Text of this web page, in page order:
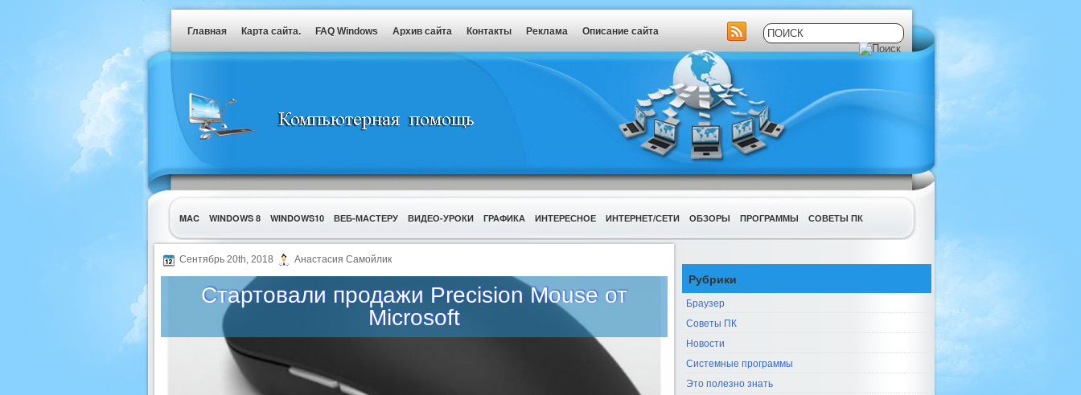
Главная Карта сайта. FAQ Windows Архив сайта Контакты Реклама Описание сайта
MAC WINDOWS 8 WINDOWS10 ВЕБ-МАСТЕРУ ВИДЕО-УРОКИ ГРАФИКА ИНТЕРЕСНОЕ ИНТЕРНЕТ/СЕТИ ОБЗОРЫ ПРОГРАММЫ СОВЕТЫ ПК
УТИЛИТЫ
Сентябрь 20th, 2018 Анастасия Самойлик
Стартовали продажи Precision Mouse от
Microsoft
Рубрики
Браузер
Советы ПК
Новости
Системные программы
Это полезно знать